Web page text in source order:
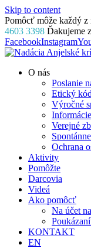
Skip to content
Pomôcť môže každý z
4603 3398 Ďakujeme
FacebookInstagram
O nás
Poslanie
Etický
Výročné
Verejné
Ochrana
Aktivity
Pomôžte
Darcovia
Videá
Ako pomôcť
Na účet
KONTAKT
EN